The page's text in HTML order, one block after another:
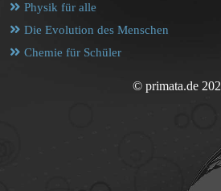
Physik für alle
Die Evolution des Menschen
Chemie für Schüler
© primata.de